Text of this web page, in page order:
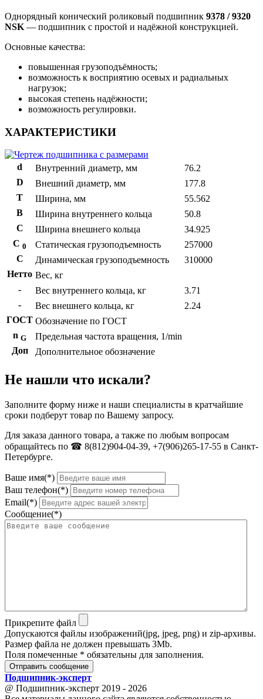
Однорядный конический роликовый подшипник 9378 / 9320
NSK — подшипник с простой и надёжной конструкцией.
Основные качества:
повышенная грузоподъёмность;
возможность к восприятию осевых и радиальных
нагрузок;
высокая степень надёжности;
возможность регулировки.
ХАРАКТЕРИСТИКИ
d Внутренний диаметр, мм
76.2
D
Внешний диаметр, мм
177.8
T
Ширина, мм
55.562
B
Ширина внутреннего кольца
50.8
С
Ширина внешнего кольца
34.925
С 0 Статическая грузоподъемность
257000
C
Динамическая грузоподъемность
310000
Нетто Вес, кг
-
Вес внутреннего кольца, кг
3.71
-
Вес внешнего кольца, кг
2.24
ГОСТ Обозначение по ГОСТ
n G
Предельная частота вращения, 1/min
Доп
Дополнительное обозначение
Не нашли что искали?
Заполните форму ниже и наши специалисты в кратчайшие
сроки подберут товар по Вашему запросу.
Для заказа данного товара, а также по любым вопросам
обращайтесь по ☎ 8(812)904-04-39, +7(906)265-17-55 в Санкт-
Петербурге.
Ваше имя(*)
Ваш телефон(*)
Email(*)
Сообщение(*)
Прикрепите файл
Допускаются файлы изображений(jpg, jpeg, png) и zip-архивы.
Размер файла не должен превышать 3Mb.
Поля помеченные * обязательны для заполнения.
Отправить сообщение
Подшипник-эксперт
@ Подшипник-эксперт 2019 - 2026